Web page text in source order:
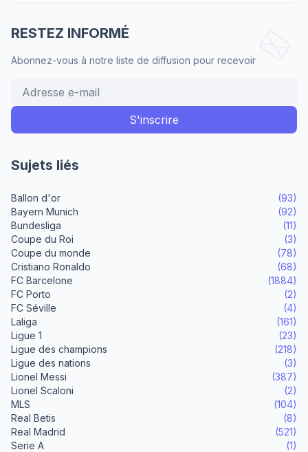
RESTEZ INFORMÉ
Abonnez-vous à notre liste de diffusion pour recevoir
Sujets liés
Ballon d'or
(93)
Bayern Munich
(92)
Bundesliga
(11)
Coupe du Roi
(3)
Coupe du monde
(78)
Cristiano Ronaldo
(68)
FC Barcelone
(1884)
FC Porto
(2)
FC Séville
(4)
Laliga
(161)
Ligue 1
(23)
Ligue des champions
(218)
Ligue des nations
(3)
Lionel Messi
(387)
Lionel Scaloni
(2)
MLS
(104)
Real Betis
(8)
Real Madrid
(521)
Serie A
(1)